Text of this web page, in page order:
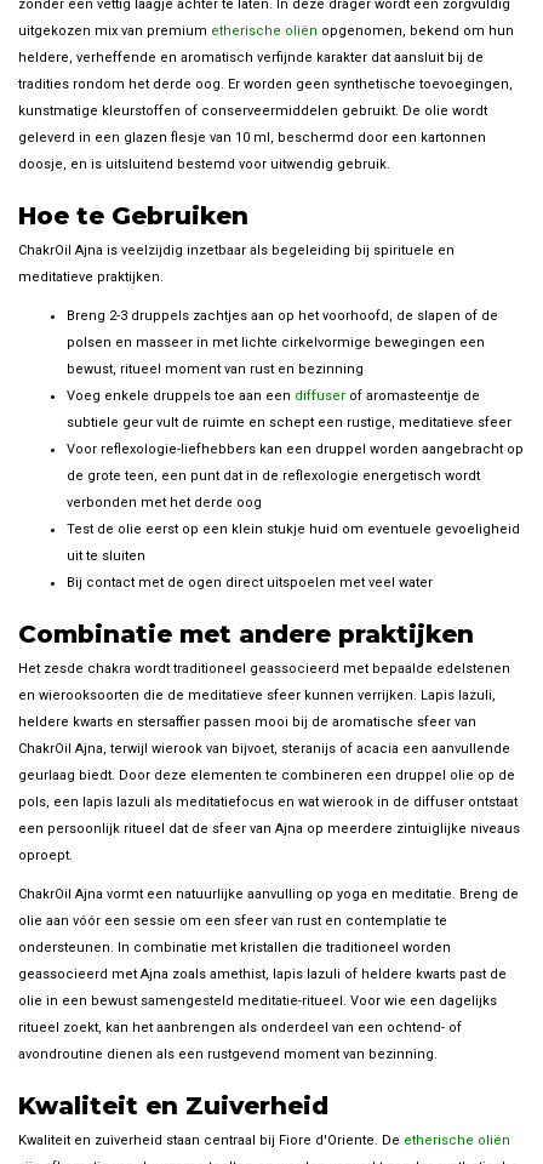
zonder een vettig laagje achter te laten. In deze drager wordt een zorgvuldig
uitgekozen mix van premium etherische oliën opgenomen, bekend om hun
heldere, verheffende en aromatisch verfijnde karakter dat aansluit bij de
tradities rondom het derde oog. Er worden geen synthetische toevoegingen,
kunstmatige kleurstoffen of conserveermiddelen gebruikt. De olie wordt
geleverd in een glazen flesje van 10 ml, beschermd door een kartonnen
doosje, en is uitsluitend bestemd voor uitwendig gebruik.
Hoe te Gebruiken
ChakrOil Ajna is veelzijdig inzetbaar als begeleiding bij spirituele en
meditatieve praktijken.
Breng 2-3 druppels zachtjes aan op het voorhoofd, de slapen of de
polsen en masseer in met lichte cirkelvormige bewegingen een
bewust, ritueel moment van rust en bezinning
Voeg enkele druppels toe aan een diffuser of aromasteentje de
subtiele geur vult de ruimte en schept een rustige, meditatieve sfeer
Voor reflexologie-liefhebbers kan een druppel worden aangebracht op
de grote teen, een punt dat in de reflexologie energetisch wordt
verbonden met het derde oog
Test de olie eerst op een klein stukje huid om eventuele gevoeligheid
uit te sluiten
Bij contact met de ogen direct uitspoelen met veel water
Combinatie met andere praktijken
Het zesde chakra wordt traditioneel geassocieerd met bepaalde edelstenen
en wierooksoorten die de meditatieve sfeer kunnen verrijken. Lapis lazuli,
heldere kwarts en stersaffier passen mooi bij de aromatische sfeer van
ChakrOil Ajna, terwijl wierook van bijvoet, steranijs of acacia een aanvullende
geurlaag biedt. Door deze elementen te combineren een druppel olie op de
pols, een lapis lazuli als meditatiefocus en wat wierook in de diffuser ontstaat
een persoonlijk ritueel dat de sfeer van Ajna op meerdere zintuiglijke niveaus
oproept.
ChakrOil Ajna vormt een natuurlijke aanvulling op yoga en meditatie. Breng de
olie aan vóór een sessie om een sfeer van rust en contemplatie te
ondersteunen. In combinatie met kristallen die traditioneel worden
geassocieerd met Ajna zoals amethist, lapis lazuli of heldere kwarts past de
olie in een bewust samengesteld meditatie-ritueel. Voor wie een dagelijks
ritueel zoekt, kan het aanbrengen als onderdeel van een ochtend- of
avondroutine dienen als een rustgevend moment van bezinning.
Kwaliteit en Zuiverheid
Kwaliteit en zuiverheid staan centraal bij Fiore d'Oriente. De etherische oliën